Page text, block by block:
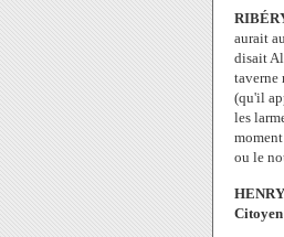
aurait
disait
taverne
(qu'il
les
ou le